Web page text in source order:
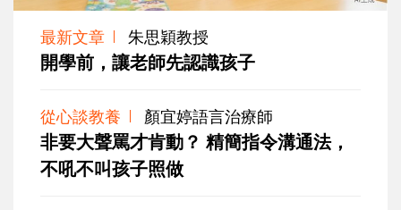
最新文章 朱思穎教授
開學前，讓老師先認識孩子
從心談教養 顏宜婷語言治療師
非要大聲罵才肯動？ 精簡指令溝通法，
不吼不叫孩子照做